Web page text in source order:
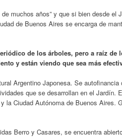
muchos años” y que si bien desde el
de Buenos Aires se encarga de
de los árboles, pero a raíz de
y están viendo que sea más
Argentino Japonesa. Se
que se desarrollan en el Jardín.
la Ciudad Autónoma de Buenos Aires.
Berro y Casares, se encuentra